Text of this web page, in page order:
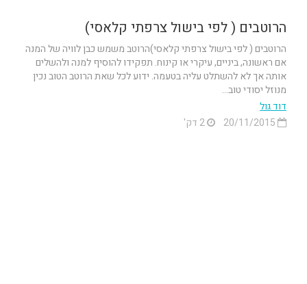
הרוטבים ( לפי בישול צרפתי קלאסי)
הרוטבים ( לפי בישול צרפתי קלאסי)הרוטב משמש כבן לוויה של המנה
אם ראשונה, ביניים, עיקרי או קינוח. תפקידו להוסיף למנה ולהשלים
אותה אך לא להשתלט עליה בטעמה. ידוע לכל שאת הרוטב הטוב נכין
מנוזל יסודי טוב...
דוד גול